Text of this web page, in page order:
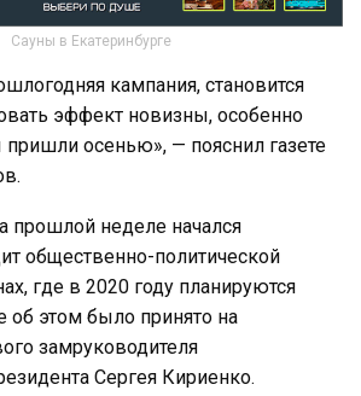
Сауны в Екатеринбурге
кампания, становится
эффект новизны, особенно
пришли осенью», — пояснил газете
прошлой неделе начался
общественно-политической
где в 2020 году планируются
этом было принято на
замруководителя
Сергея Кириенко.